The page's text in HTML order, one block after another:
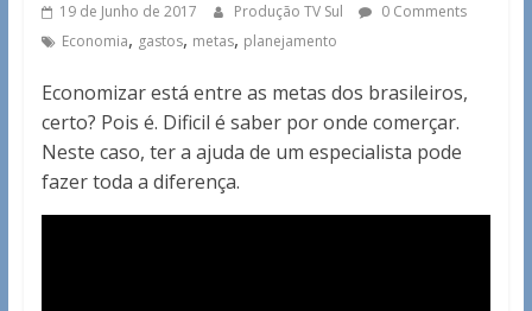
19 de Junho de 2017 Produção TV Sul
0 Comments
Economia, gastos, metas, planejamento
Economizar está entre as metas dos brasileiros,
certo? Pois é. Dificil é saber por onde comerçar.
Neste caso, ter a ajuda de um especialista pode
fazer toda a diferença.